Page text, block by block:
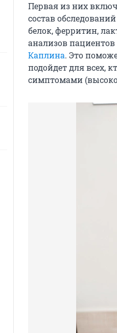
Первая из них
состав
белок, ферритин,
анализов пациентов
Каплина. Это
подойдет для всех,
симптомами